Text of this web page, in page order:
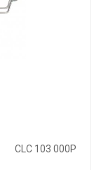
CLC 103 000P